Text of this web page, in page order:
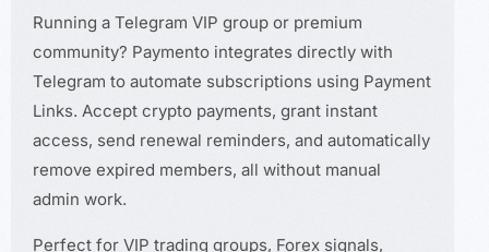
Running a Telegram VIP group or premium
community? Paymento integrates directly with
Telegram to automate subscriptions using Payment
Links. Accept crypto payments, grant instant
access, send renewal reminders, and automatically
remove expired members, all without manual
admin work.
Perfect for VIP trading groups, Forex signals,